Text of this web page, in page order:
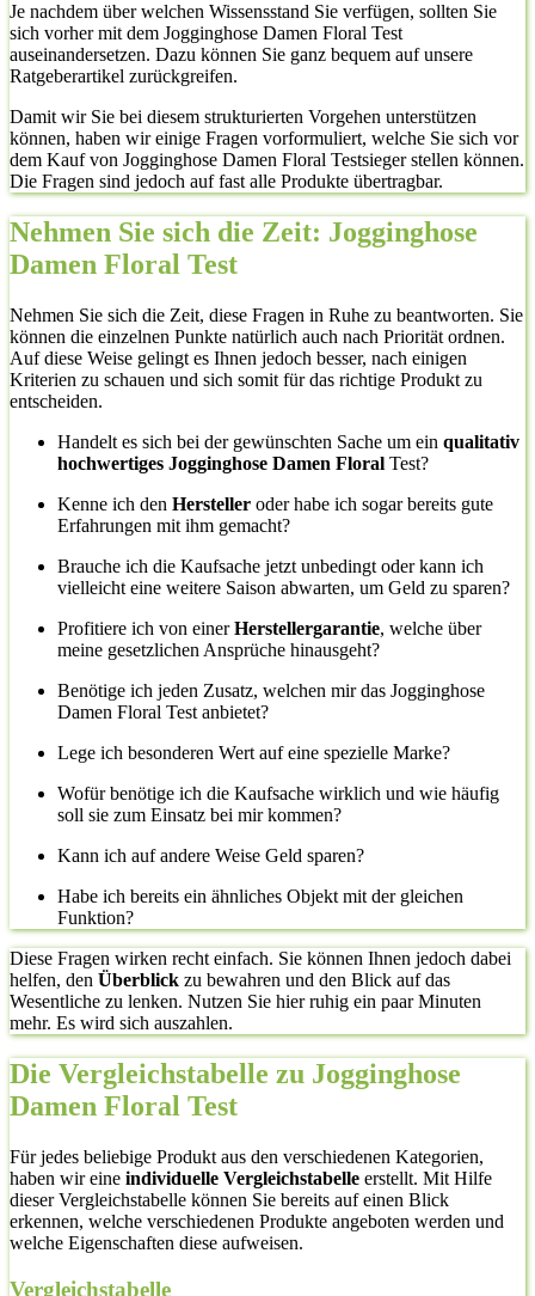
Je nachdem über welchen Wissensstand Sie verfügen, sollten Sie
sich vorher mit dem Jogginghose Damen Floral Test
auseinandersetzen. Dazu können Sie ganz bequem auf unsere
Ratgeberartikel zurückgreifen.
Damit wir Sie bei diesem strukturierten Vorgehen unterstützen
können, haben wir einige Fragen vorformuliert, welche Sie sich vor
dem Kauf von Jogginghose Damen Floral Testsieger stellen können.
Die Fragen sind jedoch auf fast alle Produkte übertragbar.
Nehmen Sie sich die Zeit: Jogginghose
Damen Floral Test
Nehmen Sie sich die Zeit, diese Fragen in Ruhe zu beantworten. Sie
können die einzelnen Punkte natürlich auch nach Priorität ordnen.
Auf diese Weise gelingt es Ihnen jedoch besser, nach einigen
Kriterien zu schauen und sich somit für das richtige Produkt zu
entscheiden.
Handelt es sich bei der gewünschten Sache um ein qualitativ
hochwertiges Jogginghose Damen Floral Test?
Kenne ich den Hersteller oder habe ich sogar bereits gute
Erfahrungen mit ihm gemacht?
Brauche ich die Kaufsache jetzt unbedingt oder kann ich
vielleicht eine weitere Saison abwarten, um Geld zu sparen?
Profitiere ich von einerHerstellergarantie, welche über
meine gesetzlichen Ansprüche hinausgeht?
Benötige ich jeden Zusatz, welchen mir das Jogginghose
Damen Floral Test anbietet?
Lege ich besonderen Wert auf eine spezielle Marke?
Wofür benötige ich die Kaufsache wirklich und wie häufig
soll sie zum Einsatz bei mir kommen?
Kann ich auf andere Weise Geld sparen?
Habe ich bereits ein ähnliches Objekt mit der gleichen
Funktion?
Diese Fragen wirken recht einfach. Sie können Ihnen jedoch dabei
helfen, den Überblick zu bewahren und den Blick auf das
Wesentliche zu lenken. Nutzen Sie hier ruhig ein paar Minuten
mehr. Es wird sich auszahlen.
Die Vergleichstabelle zu Jogginghose
Damen Floral Test
Für jedes beliebige Produkt aus den verschiedenen Kategorien,
haben wir eine individuelle Vergleichstabelle erstellt. Mit Hilfe
dieser Vergleichstabelle können Sie bereits auf einen Blick
erkennen, welche verschiedenen Produkte angeboten werden und
welche Eigenschaften diese aufweisen.
Vergleichstabelle